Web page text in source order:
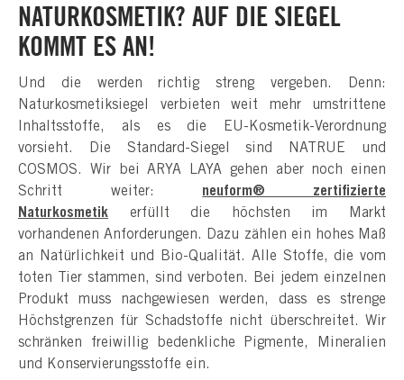
NATURKOSMETIK? AUF DIE SIEGEL
KOMMT ES AN!
Und die werden richtig streng vergeben. Denn:
Naturkosmetiksiegel verbieten weit mehr umstrittene
Inhaltsstoffe, als es die EU-Kosmetik-Verordnung
vorsieht. Die Standard-Siegel sind NATRUE und
COSMOS. Wir bei ARYA LAYA gehen aber noch einen
Schritt weiter: neuform® zertifizierte
Naturkosmetik erfüllt die höchsten im Markt
vorhandenen Anforderungen. Dazu zählen ein hohes Maß
an Natürlichkeit und Bio-Qualität. Alle Stoffe, die vom
toten Tier stammen, sind verboten. Bei jedem einzelnen
Produkt muss nachgewiesen werden, dass es strenge
Höchstgrenzen für Schadstoffe nicht überschreitet. Wir
schränken freiwillig bedenkliche Pigmente, Mineralien
und Konservierungsstoffe ein.